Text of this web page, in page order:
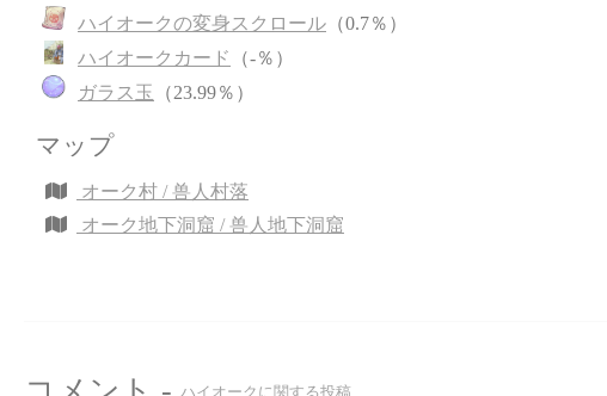
ハイオークの変身スクロール （0.7％）
ハイオークカード
（-％）
ガラス玉
（23.99％）
マップ
オーク村 / 兽人村落
オーク地下洞窟 / 兽人地下洞窟
ハイオークに関する投稿